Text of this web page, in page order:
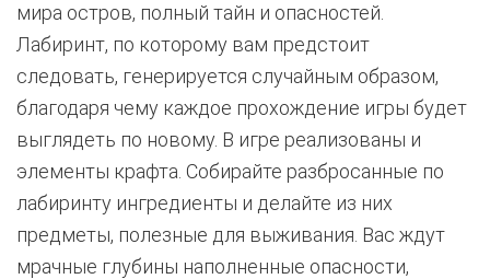
мира остров, полный тайн и опасностей.
Лабиринт, по которому вам предстоит
следовать, генерируется случайным образом,
благодаря чему каждое прохождение игры будет
выглядеть по новому. В игре реализованы и
элементы крафта. Собирайте разбросанные по
лабиринту ингредиенты и делайте из них
предметы, полезные для выживания. Вас ждут
мрачные глубины наполненные опасности,